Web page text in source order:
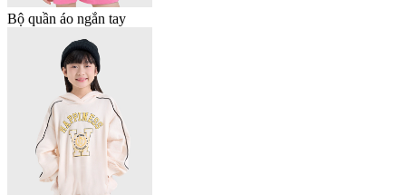
Bộ quần áo ngắn tay